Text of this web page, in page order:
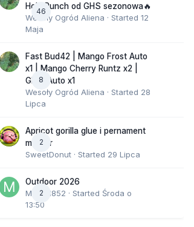
46
Holy Punch od GHS sezonowa🔥
Wesoły Ogród Aliena · Started 12
Maja
8
Fast Bud42 | Mango Frost Auto
x1 | Mango Cherry Runtz x2 |
GMO Auto x1
Wesoły Ogród Aliena · Started 28
Lipca
2
Apricot gorilla glue i pernament
marker
SweetDonut · Started 29 Lipca
2
Outdoor 2026
Marcel852 · Started Środa o
13:50